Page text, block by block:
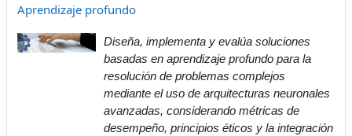
Aprendizaje profundo
Diseña, implementa y evalúa soluciones
basadas en aprendizaje profundo para la
resolución de problemas complejos
mediante el uso de arquitecturas neuronales
avanzadas, considerando métricas de
desempeño, principios éticos y la integración